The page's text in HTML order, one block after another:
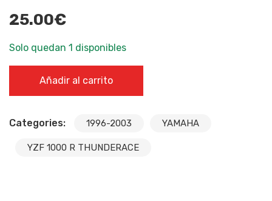
25.00€
Solo quedan 1 disponibles
Añadir al carrito
Categories: 1996-2003 YAMAHA
YZF 1000 R THUNDERACE